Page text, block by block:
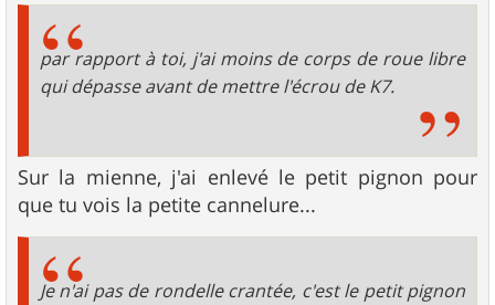
par rapport à toi, j'ai moins de corps de roue libre
qui dépasse avant de mettre l'écrou de K7.
Sur la mienne, j'ai enlevé le petit pignon pour
que tu vois la petite cannelure...
Je n'ai pas de rondelle crantée, c'est le petit pignon